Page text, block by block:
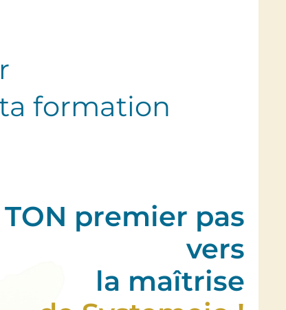
formation
TON premier pas
vers
la maîtrise